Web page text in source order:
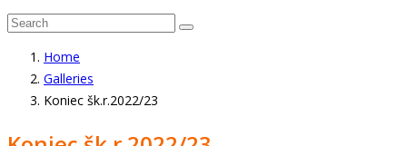
Home
Galleries
Koniec šk.r.2022/23